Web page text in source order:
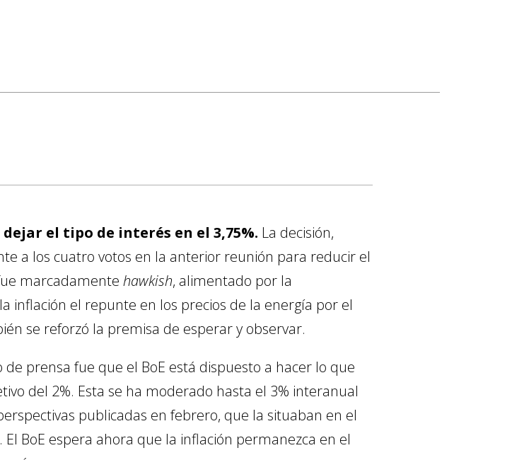
el tipo de interés en el 3,75%. La decisión,
a los cuatro votos en la anterior reunión para reducir el
marcadamente hawkish, alimentado por la
inflación el repunte en los precios de la energía por el
se reforzó la premisa de esperar y observar.
prensa fue que el BoE está dispuesto a hacer lo que
del 2%. Esta se ha moderado hasta el 3% interanual
publicadas en febrero, que la situaban en el
BoE espera ahora que la inflación permanezca en el